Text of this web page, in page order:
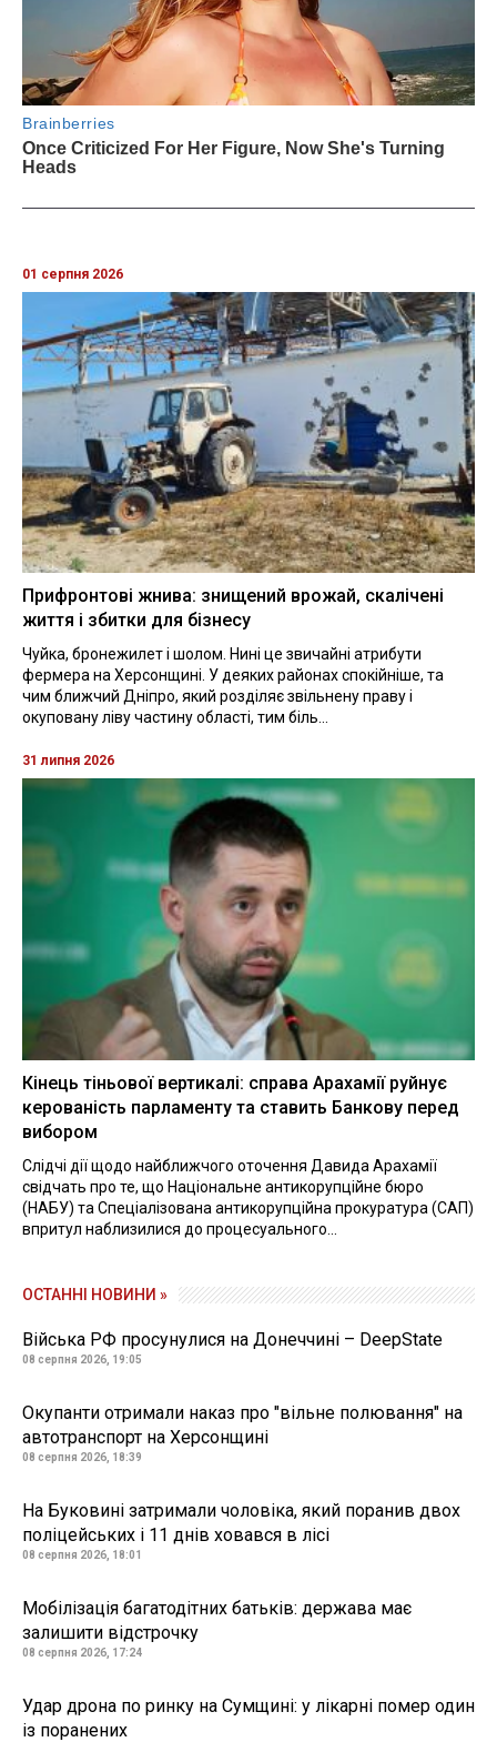
01 серпня 2026
Прифронтові жнива: знищений врожай, скалічені
життя і збитки для бізнесу
Чуйка, бронежилет і шолом. Нині це звичайні атрибути
фермера на Херсонщині. У деяких районах спокійніше, та
чим ближчий Дніпро, який розділяє звільнену праву і
окуповану ліву частину області, тим біль...
31 липня 2026
Кінець тіньової вертикалі: справа Арахамії руйнує
керованість парламенту та ставить Банкову перед
вибором
Слідчі дії щодо найближчого оточення Давида Арахамії
свідчать про те, що Національне антикорупційне бюро
(НАБУ) та Спеціалізована антикорупційна прокуратура (САП)
впритул наблизилися до процесуального...
ОСТАННІ НОВИНИ »
Війська РФ просунулися на Донеччині – DeepState
08 серпня 2026, 19:05
Окупанти отримали наказ про "вільне полювання" на
автотранспорт на Херсонщині
08 серпня 2026, 18:39
На Буковині затримали чоловіка, який поранив двох
поліцейських і 11 днів ховався в лісі
08 серпня 2026, 18:01
Мобілізація багатодітних батьків: держава має
залишити відстрочку
08 серпня 2026, 17:24
Удар дрона по ринку на Сумщині: у лікарні помер один
із поранених